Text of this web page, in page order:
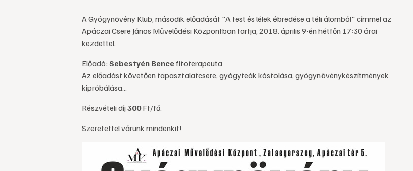
A Gyógynövény Klub, második előadását "A test és lélek ébredése a téli álomból" címmel az
Apáczai Csere János Művelődési Központban tartja, 2018. április 9-én hétfőn 17:30 órai
kezdettel.
Előadó: Sebestyén Bence fitoterapeuta
Az előadást követően tapasztalatcsere, gyógyteák kóstolása, gyógynövénykészítmények
kipróbálása...
Részvételi díj300Ft/fő.
Szeretettel várunk mindenkit!